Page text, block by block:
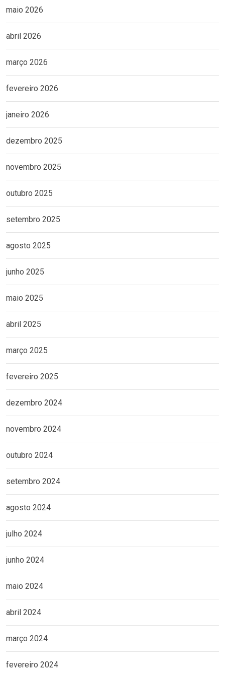
maio 2026
abril 2026
março 2026
fevereiro 2026
janeiro 2026
dezembro 2025
novembro 2025
outubro 2025
setembro 2025
agosto 2025
junho 2025
maio 2025
abril 2025
março 2025
fevereiro 2025
dezembro 2024
novembro 2024
outubro 2024
setembro 2024
agosto 2024
julho 2024
junho 2024
maio 2024
abril 2024
março 2024
fevereiro 2024